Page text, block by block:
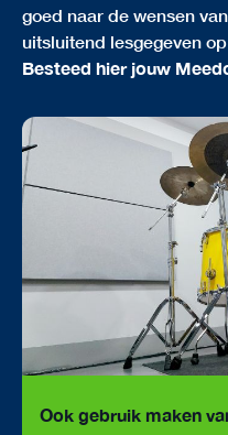
goed naar de wensen
uitsluitend lesgegeven
Besteed hier jouw
Ook gebruik maken